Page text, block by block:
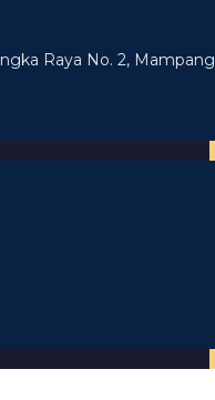
Raya No. 2, Mampang